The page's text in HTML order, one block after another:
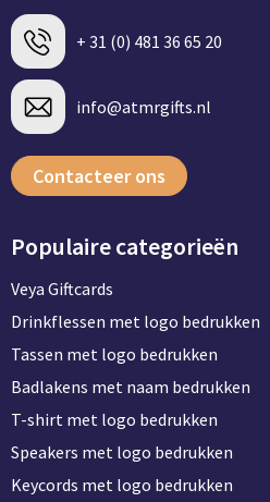
+ 31 (0) 481 36 65 20
info@atmrgifts.nl
Contacteer ons
Populaire categorieën
Veya Giftcards
Drinkflessen met logo bedrukken
Tassen met logo bedrukken
Badlakens met naam bedrukken
T-shirt met logo bedrukken
Speakers met logo bedrukken
Keycords met logo bedrukken